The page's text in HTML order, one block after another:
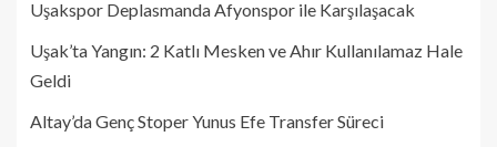
Uşakspor Deplasmanda Afyonspor ile Karşılaşacak
Uşak’ta Yangın: 2 Katlı Mesken ve Ahır Kullanılamaz Hale
Geldi
Altay’da Genç Stoper Yunus Efe Transfer Süreci